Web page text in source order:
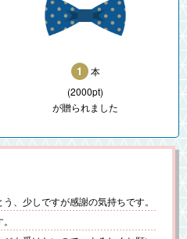
1
本
(2000pt)
が贈られました
、少しですが感謝の気持ちです。